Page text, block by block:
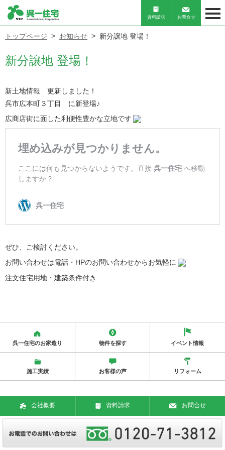
資料請求 お問合せ
トップページ お知らせ 新分譲地 登場！
新分譲地 登場！
新土地情報 更新しました！
呉市広本町３丁目 に新登場♪
広商店街に面した利便性豊かな立地です
ぜひ、ご検討ください。
お問い合わせは電話・HPのお問い合わせからお気軽に
注文住宅用地・建築条件付き
呉一住宅のお家造り 物件を探す イベント情報
施工実績 お客様の声 リフォーム
Copy Rights © 2018 Kureichi Jutaku Corporation. All Rights Reserved.
会社概要 資料請求 お問合せ